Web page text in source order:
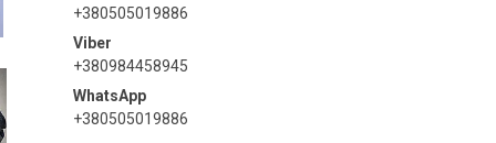
+380505019886
+380984458945
+380505019886